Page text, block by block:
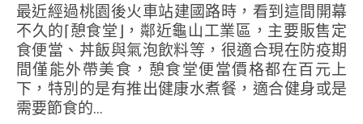
最近經過桃園後火車站建國路時，看到這間開幕
不久的⌈憩食堂⌋，鄰近龜山工業區，主要販售定
食便當、丼飯與氣泡飲料等，很適合現在防疫期
間僅能外帶美食，憩食堂便當價格都在百元上
下，特別的是有推出健康水煮餐，適合健身或是
需要節食的...